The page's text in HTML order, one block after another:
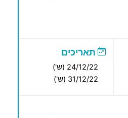
תאריכים
24/12/22 (ש')
31/12/22 (ש')